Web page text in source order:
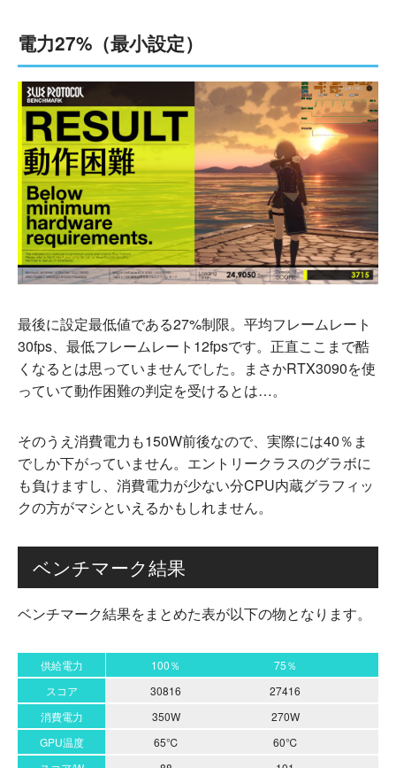
電力27%（最小設定）
最後に設定最低値である27%制限。平均フレームレート
30fps、最低フレームレート12fpsです。正直ここまで酷
くなるとは思っていませんでした。まさかRTX3090を使
っていて動作困難の判定を受けるとは…。
そのうえ消費電力も150W前後なので、実際には40％ま
でしか下がっていません。エントリークラスのグラボに
も負けますし、消費電力が少ない分CPU内蔵グラフィッ
クの方がマシといえるかもしれません。
ベンチマーク結果
ベンチマーク結果をまとめた表が以下の物となります。
供給電力 100％ 75％
スコア
30816 27416
消費電力
350W 270W
GPU温度
65℃ 60℃